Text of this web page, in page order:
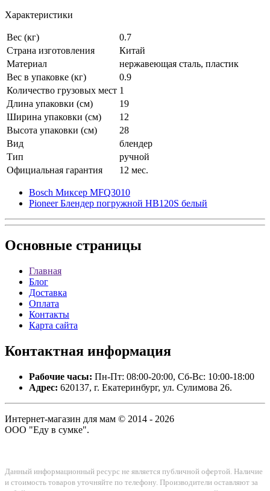
Характеристики
Вес (кг)
0.7
Страна изготовления
Китай
Материал
нержавеющая сталь, пластик
Вес в упаковке (кг)
0.9
Количество грузовых мест 1
Длина упаковки (см)
19
Ширина упаковки (см)
12
Высота упаковки (см)
28
Вид
блендер
Тип
ручной
Официальная гарантия
12 мес.
Bosch Миксер MFQ3010
Pioneer Блендер погружной HB120S белый
Основные страницы
Главная
Блог
Доставка
Оплата
Контакты
Карта сайта
Контактная информация
Рабочие часы: Пн-Пт: 08:00-20:00, Сб-Вс: 10:00-18:00
Адрес: 620137, г. Екатеринбург, ул. Сулимова 26.
Интернет-магазин для мам © 2014 - 2026
ООО "Еду в сумке".
Данный информационный ресурс не является публичной офертой. Наличие
и стоимость товаров уточняйте по телефону. Производители оставляют за